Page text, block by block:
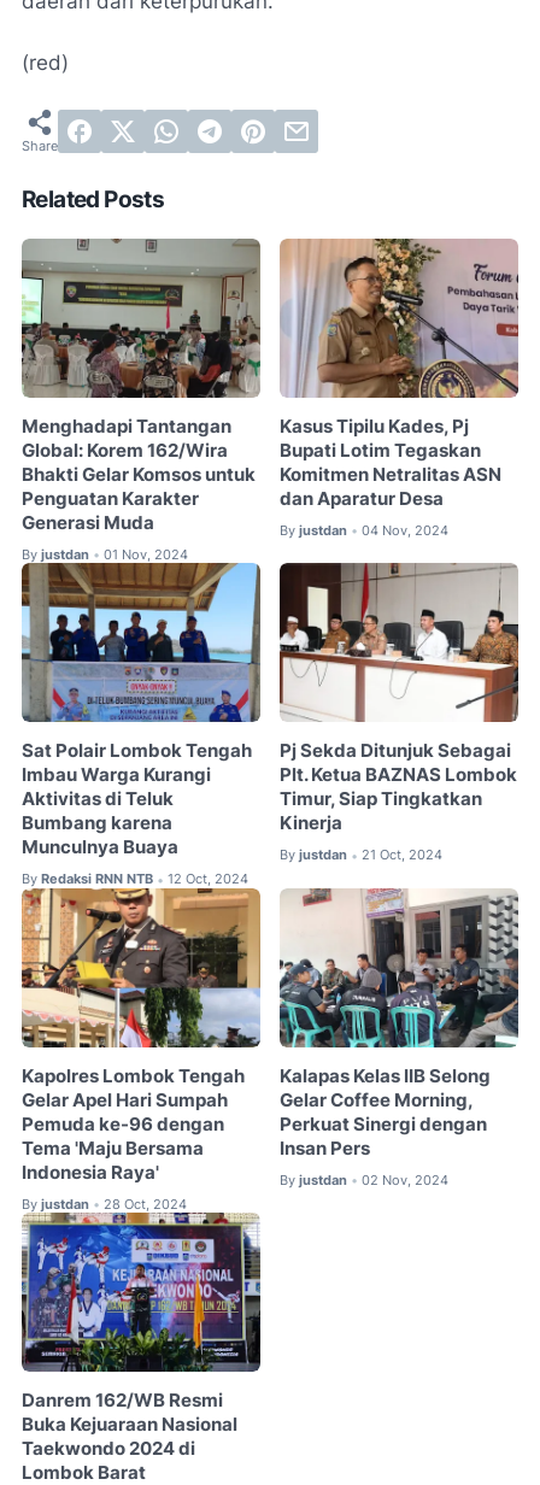
(red)
Related Posts
Menghadapi Tantangan
Global: Korem 162/Wira
Bhakti Gelar Komsos untuk
Penguatan Karakter
Generasi Muda
By justdan • 01 Nov, 2024
Kasus Tipilu Kades, Pj
Bupati Lotim Tegaskan
Komitmen Netralitas ASN
dan Aparatur Desa
By justdan • 04 Nov, 2024
Sat Polair Lombok Tengah
Imbau Warga Kurangi
Aktivitas di Teluk
Bumbang karena
Munculnya Buaya
By Redaksi RNN NTB • 12 Oct, 2024
Pj Sekda Ditunjuk Sebagai
Plt. Ketua BAZNAS Lombok
Timur, Siap Tingkatkan
Kinerja
By justdan • 21 Oct, 2024
Kapolres Lombok Tengah
Gelar Apel Hari Sumpah
Pemuda ke-96 dengan
Tema 'Maju Bersama
Indonesia Raya'
By justdan • 28 Oct, 2024
Kalapas Kelas IIB Selong
Gelar Coffee Morning,
Perkuat Sinergi dengan
Insan Pers
By justdan • 02 Nov, 2024
Danrem 162/WB Resmi
Buka Kejuaraan Nasional
Taekwondo 2024 di
Lombok Barat